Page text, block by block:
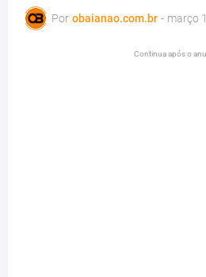
Por obaianao.com.br - março
Continua após o